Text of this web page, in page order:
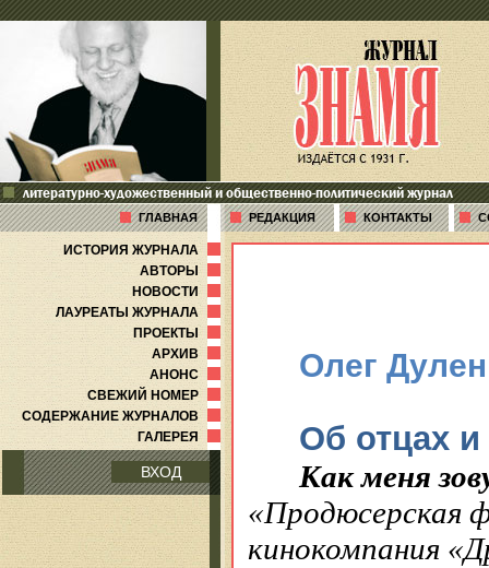
литературно-художественный и общественно-политический журнал
ГЛАВНАЯ РЕДАКЦИЯ КОНТАКТЫ
ИСТОРИЯ ЖУРНАЛА
АВТОРЫ
НОВОСТИ
ЛАУРЕАТЫ ЖУРНАЛА
ПРОЕКТЫ
АРХИВ
АНОНС
СВЕЖИЙ НОМЕР
СОДЕРЖАНИЕ ЖУРНАЛОВ
ГАЛЕРЕЯ
ВХОД
Олег
Об отцах
Как меня
«Продюсерская
кинокомпания